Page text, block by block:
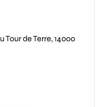
Tour de Terre, 14000